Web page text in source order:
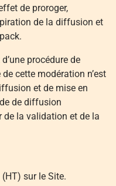
de proroger,
de la diffusion et
procédure de
cette modération n’est
et de mise en
de diffusion
la validation et de la
sur le Site.